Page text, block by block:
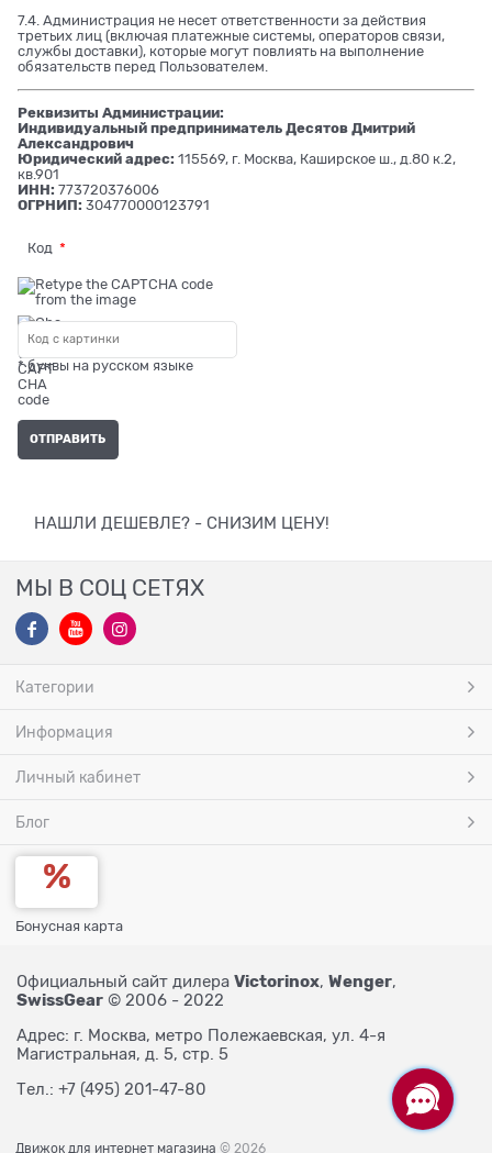
7.4. Администрация не несет ответственности за действия
третьих лиц (включая платежные системы, операторов связи,
службы доставки), которые могут повлиять на выполнение
обязательств перед Пользователем.
Реквизиты Администрации:
Индивидуальный предприниматель Десятов Дмитрий
Александрович
Юридический адрес: 115569, г. Москва, Каширское ш., д.80 к.2,
кв.901
ИНН: 773720376006
ОГРНИП: 304770000123791
Код
* буквы на русском языке
НАШЛИ ДЕШЕВЛЕ? - СНИЗИМ ЦЕНУ!
МЫ В СОЦ СЕТЯХ
Категории
Информация
Личный кабинет
Блог
Бонусная карта
Официальный сайт дилера Victorinox, Wenger,
SwissGear © 2006 - 2022
Адрес: г. Москва, метро Полежаевская, ул. 4-я
Магистральная, д. 5, стр. 5
Тел.: +7 (495) 201-47-80
Движок для интернет магазина © 2026